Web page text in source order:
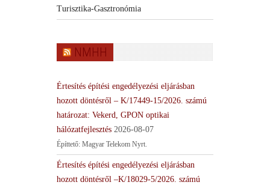
Turisztika-Gasztronómia
NMHH
Értesítés építési engedélyezési eljárásban
hozott döntésről – K/17449-15/2026. számú
határozat: Vekerd, GPON optikai
hálózatfejlesztés 2026-08-07
Építtető: Magyar Telekom Nyrt.
Értesítés építési engedélyezési eljárásban
hozott döntésről –K/18029-5/2026. számú